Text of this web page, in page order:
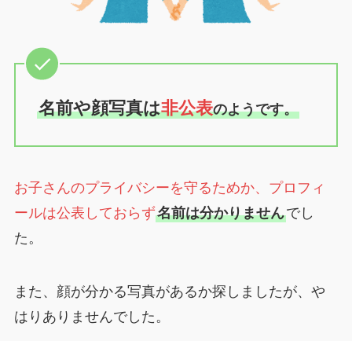
名前や顔写真は非公表のようです。
お子さんのプライバシーを守るためか、プロフィ
ールは公表しておらず名前は分かりませんでし
た。
また、顔が分かる写真があるか探しましたが、や
はりありませんでした。